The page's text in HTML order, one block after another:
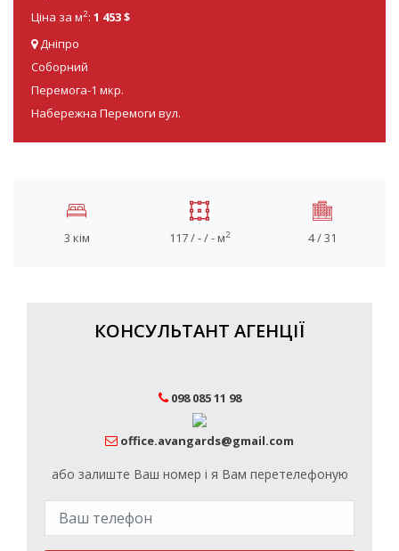
Ціна за м2: 1 453 $
Дніпро
Соборний
Перемога-1 мкр.
Набережна Перемоги вул.
3 кім 117 / - / - м2 4 / 31
КОНСУЛЬТАНТ АГЕНЦІЇ
098 085 11 98
office.avangards@gmail.com
або залиште Ваш номер і я Вам перетелефоную